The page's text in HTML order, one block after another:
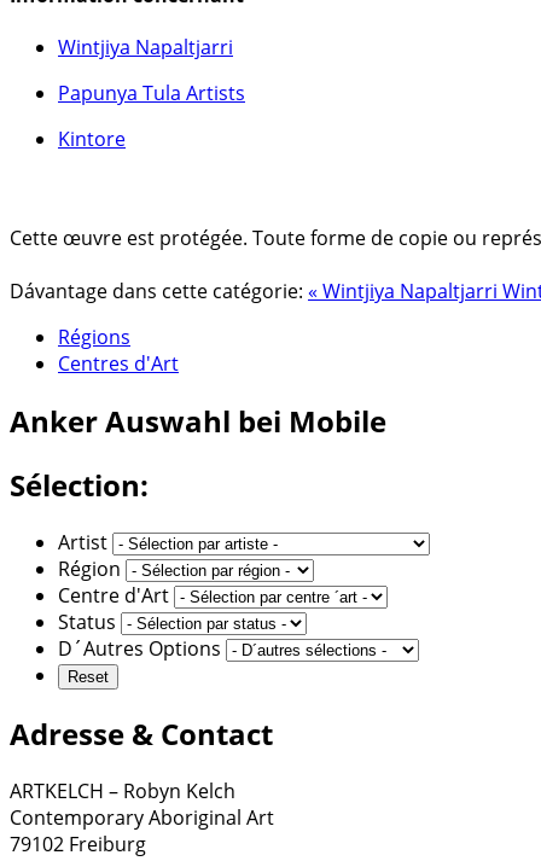
Wintjiya Napaltjarri
Papunya Tula Artists
Kintore
Cette œuvre est protégée. Toute forme de copie ou
Dávantage dans cette catégorie: « Wintjiya Napaltjarri
Régions
Centres d'Art
AnkerAuswahl bei Mobile
Sélection:
Artist
Région
Centre d'Art
Status
D´Autres Options
Adresse & Contact
ARTKELCH – Robyn Kelch
Contemporary Aboriginal Art
79102 Freiburg